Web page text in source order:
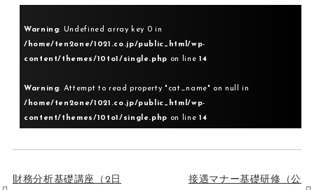
Warning: Undefined array key 0 in
/home/ten2one/1021.co.jp/public_html/wp-
content/themes/10to1/single.php on line 14
Warning: Attempt to read property "cat_name" on null in
/home/ten2one/1021.co.jp/public_html/wp-
content/themes/10to1/single.php on line 14
財務分析基礎講座（2日
接遇マナー基礎研修（公